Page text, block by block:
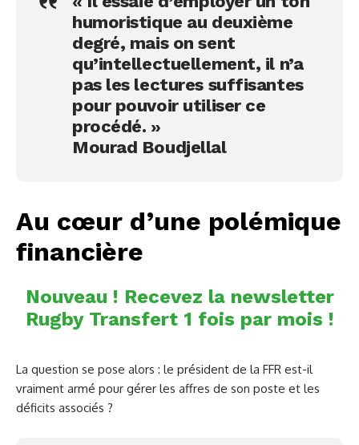
humoristique au deuxième
degré, mais on sent
qu’intellectuellement, il n’a
pas les lectures suffisantes
pour pouvoir utiliser ce
procédé. »
Mourad Boudjellal
Au cœur d’une polémique
financière
Nouveau ! Recevez la newsletter
Rugby Transfert 1 fois par mois !
La question se pose alors : le président de la FFR est-il
vraiment armé pour gérer les affres de son poste et les
déficits associés ?